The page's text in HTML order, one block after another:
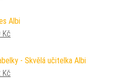
Albi
cena byla: 799 Kč.
Kč
- Skvělá učitelka Albi
cena byla: 169 Kč.
Kč